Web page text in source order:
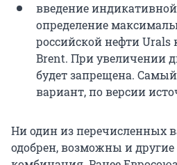
введение
определение
российской нефти Urals
Brent. При увеличении
будет запрещена.
вариант, по версии
Ни один из перечисленных
одобрен, возможны и